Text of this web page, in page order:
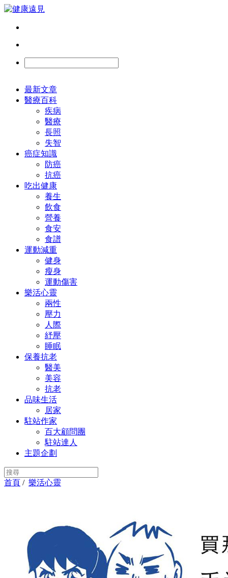
最新文章
醫療百科
疾病
醫療
長照
失智
癌症知識
防癌
抗癌
吃出健康
養生
飲食
營養
食安
食譜
運動減重
健身
瘦身
運動傷害
樂活心靈
兩性
壓力
人際
紓壓
睡眠
保養抗老
醫美
美容
抗老
品味生活
居家
駐站作家
百大顧問團
駐站達人
主題企劃
首頁 / 樂活心靈